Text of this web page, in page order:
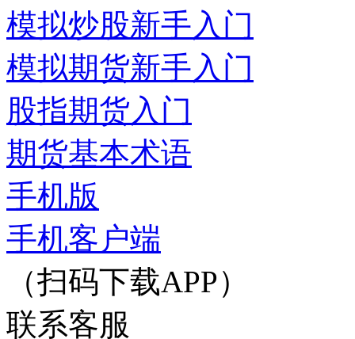
模拟炒股新手入门
模拟期货新手入门
股指期货入门
期货基本术语
手机版
手机客户端
（扫码下载APP）
联系客服